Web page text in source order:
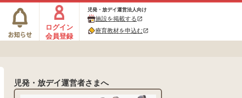
ログイン
会員登録
児発・放デイ運営法人向け
施設を掲載するopen_in_new
療育教材を申込むopen_in_new
児発・放デイ運営者さまへ